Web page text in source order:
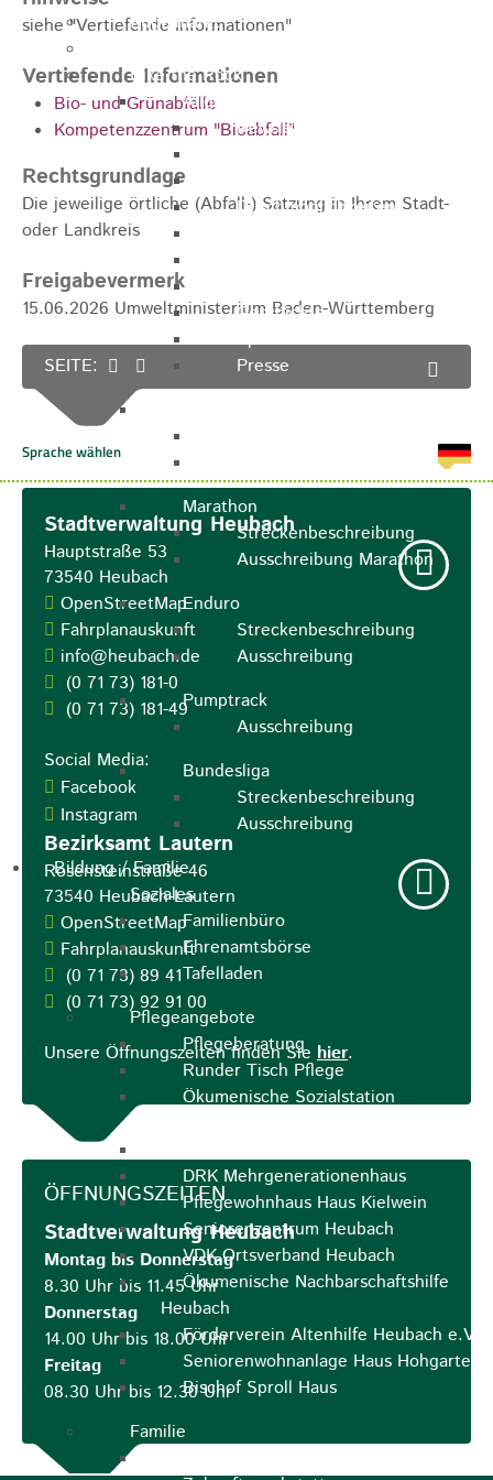
Kugelmarkt
Bike the Rock
Allgemein
Newsletter
Duschmöglichkeiten
Geschichte
Sponsoren
Presse
Marathon
Streckenbeschreibung
Ausschreibung Marathon
Enduro
Streckenbeschreibung
Ausschreibung
Pumptrack
Ausschreibung
Bundesliga
Streckenbeschreibung
Ausschreibung
Bildung / Familie
Soziales
Familienbüro
Ehrenamtsbörse
Tafelladen
Pflegeangebote
Pflegeberatung
Runder Tisch Pflege
Ökumenische Sozialstation
DRK Mehrgenerationenhaus
Pflegewohnhaus Haus Kielwein
Seniorenzentrum Heubach
VDK Ortsverband Heubach
Ökumenische Nachbarschaftshilfe
Heubach
Förderverein Altenhilfe Heubach e.V.
Seniorenwohnanlage Haus Hohgarten
Bischof Sproll Haus
Familie
siehe "Vertiefende Informationen"
Vertiefende Informationen
Bio- und Grünabfälle
Kompetenzzentrum "Bioabfall"
Rechtsgrundlage
Die jeweilige örtliche (Abfall-) Satzung in Ihrem Stadt-
oder Landkreis
Freigabevermerk
15.06.2026 Umweltministerium Baden-Württemberg
SEITE:
Stadtverwaltung Heubach
Hauptstraße 53
73540 Heubach
OpenStreetMap
Fahrplanauskunft
info@heubach.de
(0 71 73) 181-0
(0 71 73) 181-49
Social Media:
Facebook
Instagram
Bezirksamt Lautern
Rosensteinstraße 46
73540 Heubach-Lautern
OpenStreetMap
Fahrplanauskunft
(0 71 73) 89 41
(0 71 73) 92 91 00
Unsere Öffnungszeiten finden Sie hier.
ÖFFNUNGSZEITEN
Stadtverwaltung Heubach
Montag bis Donnerstag
8.30 Uhr bis 11.45 Uhr
Donnerstag
14.00 Uhr bis 18.00 Uhr
Freitag
08.30 Uhr bis 12.30 Uhr